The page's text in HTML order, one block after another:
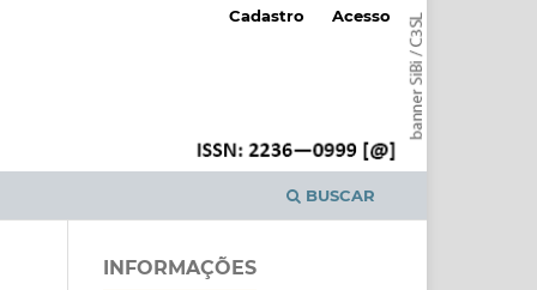
BUSCAR
Cadastro Acesso
INFORMAÇÕES